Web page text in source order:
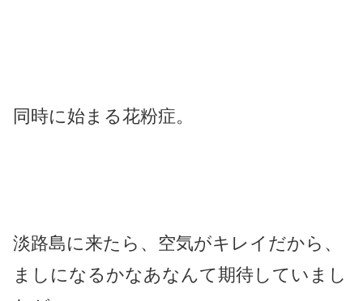
同時に始まる花粉症。
淡路島に来たら、空気がキレイだから、
ましになるかなあなんて期待していまし